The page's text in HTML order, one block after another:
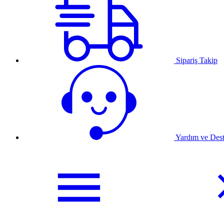
Sipariş Takip
Yardım ve